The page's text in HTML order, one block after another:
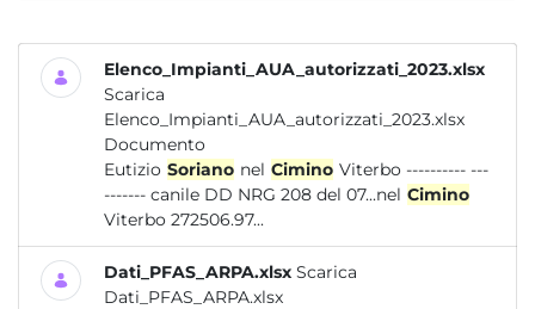
Elenco_Impianti_AUA_autorizzati_2023.xlsx
Scarica
Elenco_Impianti_AUA_autorizzati_2023.xlsx
Documento
Eutizio Soriano nel Cimino Viterbo ---------- ---
------- canile DD NRG 208 del 07...nel Cimino
Viterbo 272506.97...
Dati_PFAS_ARPA.xlsx Scarica
Dati_PFAS_ARPA.xlsx